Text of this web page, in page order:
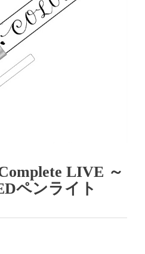
LIVE ～
ペンライト